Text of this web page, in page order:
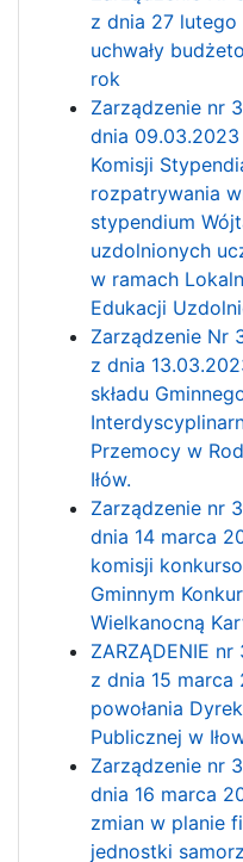
z dnia 27
uchwały
rok
Zarządzenie nr
dnia
Komisji
rozpatrywania
stypendium
uzdolnionych
w ramach
Edukacji
Zarządzenie Nr
z dnia
składu
Przemocy w
Iłów.
Zarządzenie nr
dnia 14 marca
komisji
Gminnym
Wielkanocną
ZARZĄDENIE
z dnia 15
powołania
Publicznej w
Zarządzenie nr
dnia 16 marca
zmian w planie
jednostki